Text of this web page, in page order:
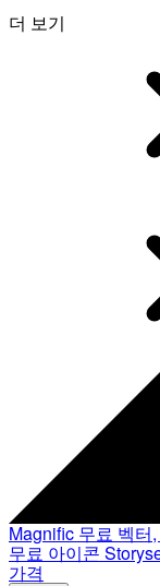
더 보기
Magnific 무료 벡터
무료 아이콘
가격